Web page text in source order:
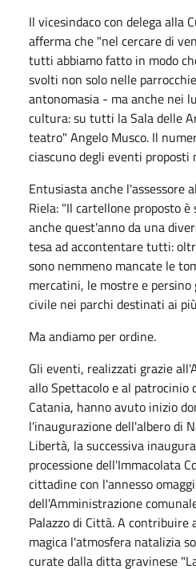
Il vicesindaco con delega alla
afferma che "nel cercare di
tutti abbiamo fatto in modo
svolti non solo nelle
antonomasia - ma anche nei
cultura: su tutti la Sala delle
teatro" Angelo Musco. Il
ciascuno degli eventi proposti
Entusiasta anche l'assessore
Riela: "Il cartellone proposto
anche quest'anno da una
tesa ad accontentare tutti:
sono nemmeno mancate le
mercatini, le mostre e
civile nei parchi destinati ai
Ma andiamo per ordine.
Gli eventi, realizzati grazie
allo Spettacolo e al patrocinio
Catania, hanno avuto inizio
l'inaugurazione dell'albero di
Libertà, la successiva
processione dell'Immacolata
cittadine con l'annesso
dell'Amministrazione
Palazzo di Città. A contribuire
magica l'atmosfera natalizia
curate dalla ditta gravinese